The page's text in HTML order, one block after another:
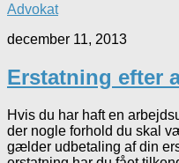
Advokat
december 11, 2013
Erstatning efter
Hvis du har haft en
der nogle forhold du skal
gælder udbetaling af din